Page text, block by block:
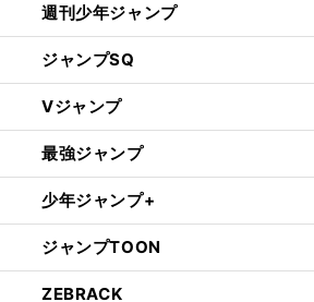
週刊少年ジャンプ
ジャンプSQ
Vジャンプ
最強ジャンプ
少年ジャンプ+
ジャンプTOON
ZEBRACK